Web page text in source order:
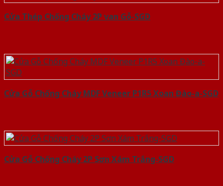
Cửa Thép Chống Cháy 2P van Gỗ-SGD
Cửa Gỗ Chống Cháy MDF Veneer P1R5 Xoan Đào-a-SGD
Cửa Gỗ Chống Cháy 2P Sơn Xám Trắng-SGD